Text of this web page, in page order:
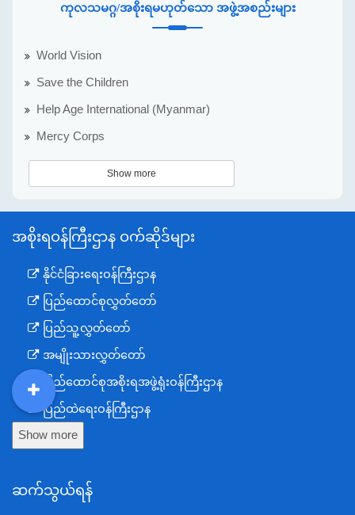
ကုလသမဂ္ဂ/အစိုးရမဟုတ်သော အဖွဲ့အစည်းများ
World Vision
Save the Children
Help Age International (Myanmar)
Mercy Corps
Show more
အစိုးရဝန်ကြီးဌာန ဝက်ဆိုဒ်များ
နိုင်ငံခြားရေးဝန်ကြီးဌာန
ပြည်ထောင်စုလွှတ်တော်
ပြည်သူ့လွှတ်တော်
အမျိုးသားလွှတ်တော်
ပြည်ထောင်စုအစိုးရအဖွဲ့ရုံးဝန်ကြီးဌာန
ပြည်ထဲရေးဝန်ကြီးဌာန
ကာကွယ်ရေးဝန်ကြီးဌာန
စီမံကိန်း၊ဘဏ္ဍာရေးနှင့်စက်မှုဝန်ကြီးဌာန
Show more
ဆက်သွယ်ရန်
DDM